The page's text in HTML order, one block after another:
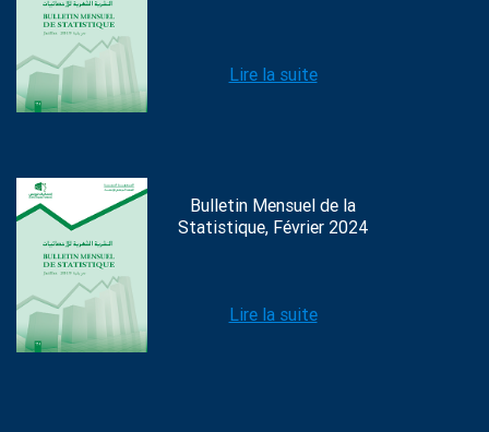
Lire la suite
Bulletin Mensuel de la
Statistique, Février 2024
Lire la suite